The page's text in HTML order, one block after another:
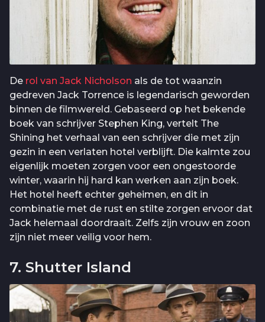
De rol van Jack Nicholson als de tot waanzin
gedreven Jack Torrence is legendarisch geworden
binnen de filmwereld. Gebaseerd op het bekende
boek van schrijver Stephen King, vertelt The
Shining het verhaal van een schrijver die met zijn
gezin in een verlaten hotel verblijft. Die kalmte zou
eigenlijk moeten zorgen voor een ongestoorde
winter, waarin hij hard kan werken aan zijn boek.
Het hotel heeft echter geheimen, en dit in
combinatie met de rust en stilte zorgen ervoor dat
Jack helemaal doordraait. Zelfs zijn vrouw en zoon
zijn niet meer veilig voor hem.
7. Shutter Island